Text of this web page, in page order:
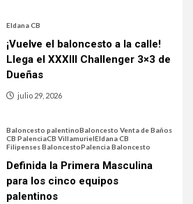
Eldana CB
¡Vuelve el baloncesto a la calle!
Llega el XXXIII Challenger 3×3 de
Dueñas
julio 29, 2026
Baloncesto palentinoBaloncesto Venta de Baños
CB PalenciaCB VillamurielEldana CB
Filipenses BaloncestoPalencia Baloncesto
Definida la Primera Masculina
para los cinco equipos
palentinos